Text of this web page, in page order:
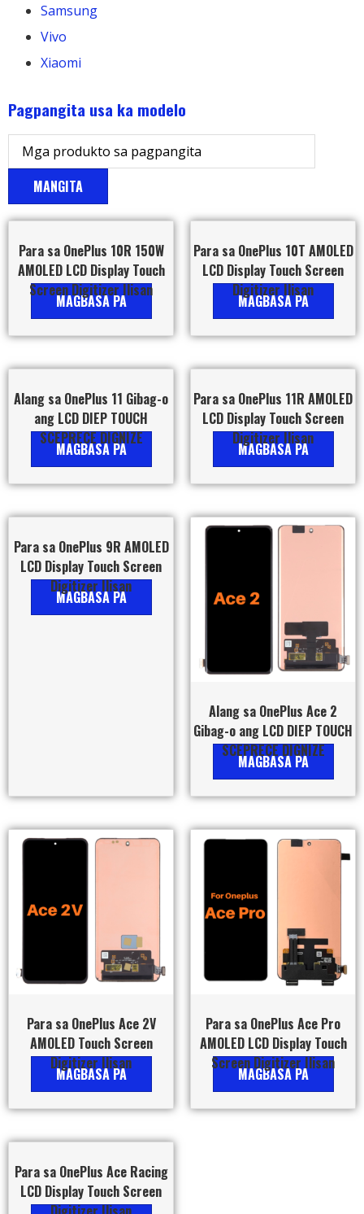
Samsung
Vivo
Xiaomi
Pagpangita usa ka modelo
MANGITA
Para sa OnePlus 10R 150W
AMOLED LCD Display Touch
Screen Digitizer Ilisan
MAGBASA PA
Para sa OnePlus 10T AMOLED
LCD Display Touch Screen
Digitizer Ilisan
MAGBASA PA
Alang sa OnePlus 11 Gibag-o
ang LCD DIEP TOUCH
SCEPRECE DIGNIZE
MAGBASA PA
Para sa OnePlus 11R AMOLED
LCD Display Touch Screen
Digitizer Ilisan
MAGBASA PA
Para sa OnePlus 9R AMOLED
LCD Display Touch Screen
Digitizer Ilisan
MAGBASA PA
Alang sa OnePlus Ace 2
Gibag-o ang LCD DIEP TOUCH
SCEPRECE DIGNIZE
MAGBASA PA
Para sa OnePlus Ace 2V
AMOLED Touch Screen
Digitizer Ilisan
MAGBASA PA
Para sa OnePlus Ace Pro
AMOLED LCD Display Touch
Screen Digitizer Ilisan
MAGBASA PA
Para sa OnePlus Ace Racing
LCD Display Touch Screen